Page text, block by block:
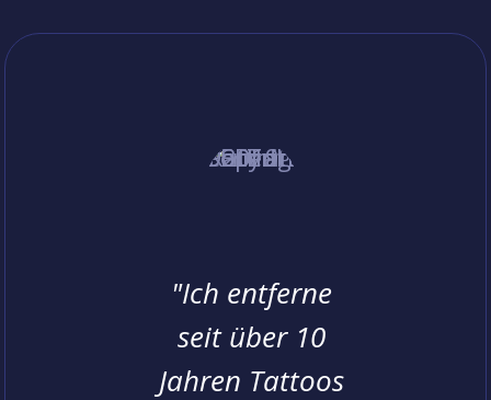
"Ich entferne
seit über 10
Jahren Tattoos